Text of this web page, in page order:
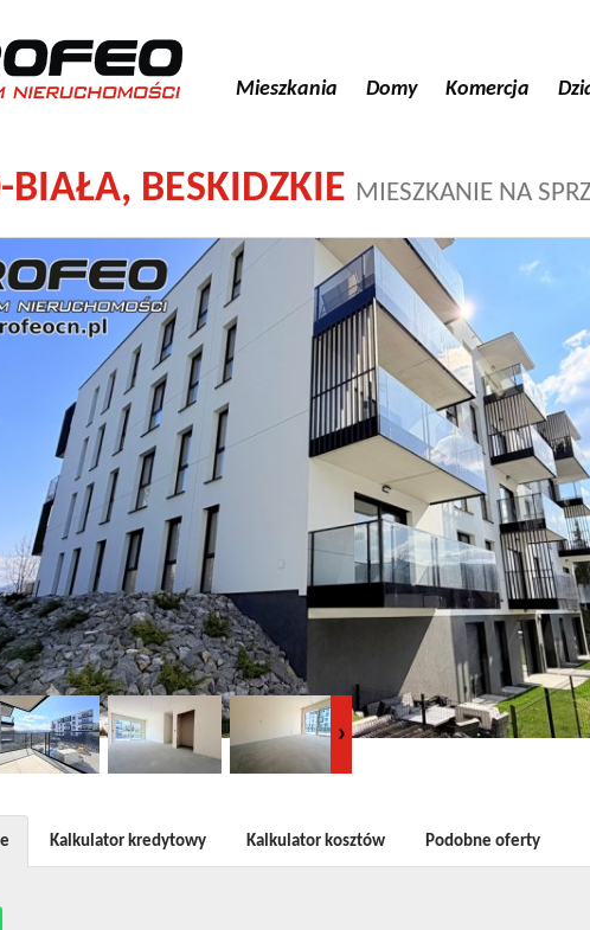
Mieszkania Domy Komercja
BIAŁA, BESKIDZKIE MIESZKANIE NA
Kalkulator kredytowy Kalkulator kosztów Podobne oferty